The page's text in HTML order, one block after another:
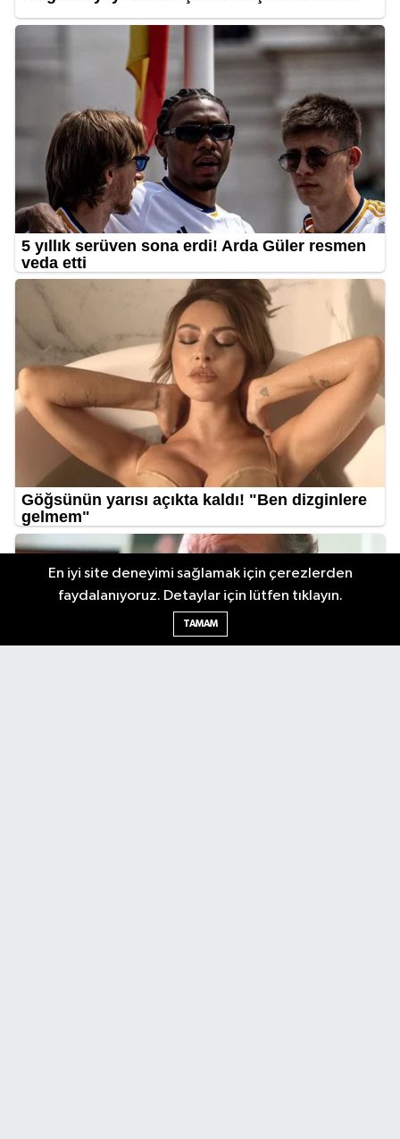
En iyi site deneyimi sağlamak için çerezlerden
faydalanıyoruz. Detaylar için lütfen tıklayın.
TAMAM